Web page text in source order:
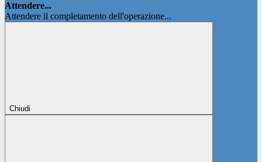
Attendere...
Attendere il completamento dell'operazione...
Chiudi